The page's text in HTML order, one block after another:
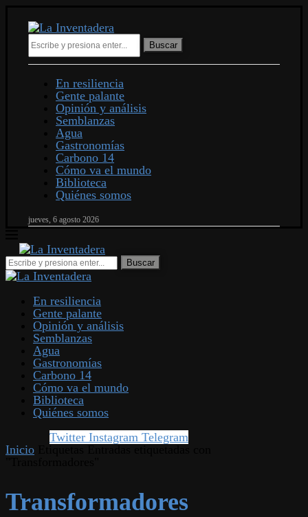
Buscar
En resiliencia
Gente palante
Opinión y análisis
Semblanzas
Agua
Gastronomías
Carbono 14
Cómo va el mundo
Biblioteca
Quiénes somos
jueves, 6 agosto 2026
En resiliencia
Gente palante
Opinión y análisis
Semblanzas
Agua
Gastronomías
Carbono 14
Cómo va el mundo
Biblioteca
Quiénes somos
Twitter Instagram Telegram
Inicio
Transformadores